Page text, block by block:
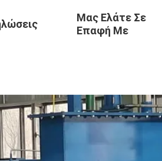
Μας Ελάτε Σε
Επαφή Με